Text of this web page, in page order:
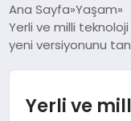
YAŞAM
GÜNCEL
Ana Sayfa Yaşam
Yerli ve milli
yeni versiyonunu
Yerli ve